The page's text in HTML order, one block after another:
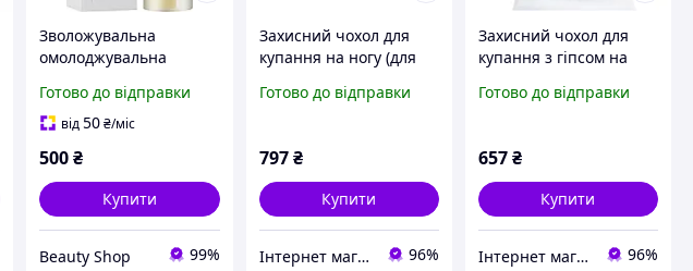
Зволожувальна
омолоджувальна
обличчя Resurface Dr.
C. Tuna, 100 мл
Готово до відправки
від50₴/міс
500₴
Купити
Beauty Shop 99%
Захисний чохол для
купання на ногу (для
Готово до відправки
797 ₴
Купити
Інтернет магазин Постелюшка (Домашній текстиль, сумки, товари для дому та відпочинку) 96%
Захисний чохол для
купання з гіпсом на
Багаторазовий)
Готово до відправки
657₴
Купити
Інтернет магазин Постелюшка (Домашній текстиль, сумки, товари для дому та відпочинку) 96%